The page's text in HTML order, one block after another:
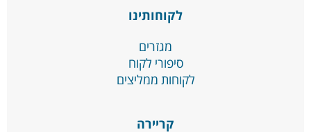
לקוחותינו
מגזרים
סיפורי לקוח
לקוחות ממליצים
קריירה